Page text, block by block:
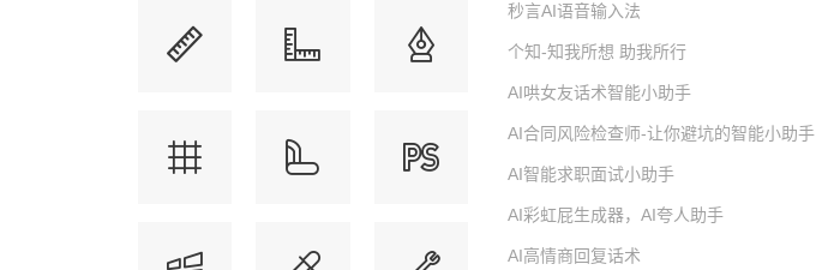
秒言AI语音输入法
个知-知我所想 助我所行
AI哄女友话术智能小助手
AI合同风险检查师-让你避坑的智能小助手
AI智能求职面试小助手
AI彩虹屁生成器，AI夸人助手
AI高情商回复话术